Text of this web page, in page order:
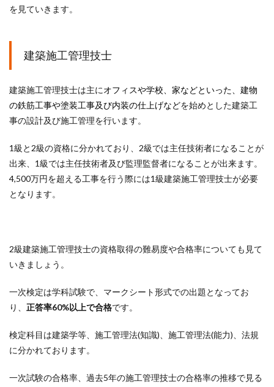
を見ていきます。
建築施工管理技士
建築施工管理技士は主にオフィスや学校、家などといった、建物
の鉄筋工事や塗装工事及び内装の仕上げなどを始めとした建築工
事の設計及び施工管理を行います。
1級と2級の資格に分かれており、2級では主任技術者になることが
出来、1級では主任技術者及び監理監督者になることが出来ます。
4,500万円を超える工事を行う際には1級建築施工管理技士が必要
となります。
2級建築施工管理技士の資格取得の難易度や合格率についても見て
いきましょう。
一次検定は学科試験で、マークシート形式での出題となってお
り、 正答率60%以上で合格です。
検定科目は建築学等、施工管理法(知識)、施工管理法(能力)、法規
に分かれております。
一次試験の合格率、過去5年の施工管理技士の合格率の推移で見る